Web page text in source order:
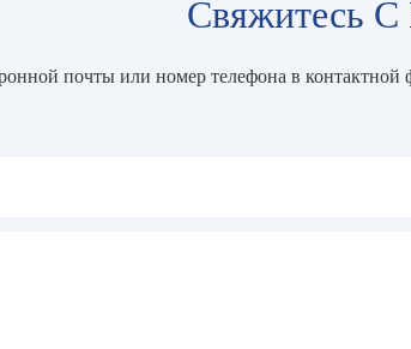
Свяжитесь
почты или номер телефона в